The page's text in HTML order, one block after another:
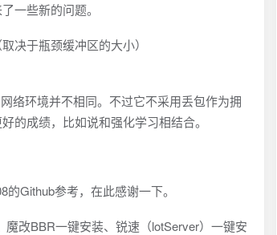
一些新的问题。
决于瓶颈缓冲区的大小）
络环境并不相同。不过它不采用丢包作为拥
的成绩，比如说和强化学习相结合。
Github参考，在此感谢一下。
改BBR一键安装、锐速（lotServer）一键安